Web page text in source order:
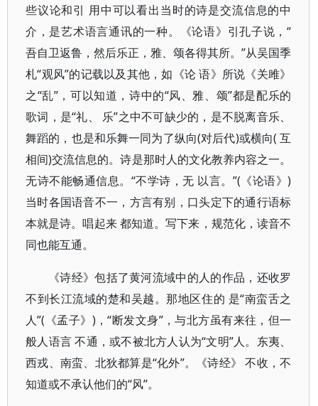
些议论和引 用中可以看出当时的诗是交流信息的中
介，是艺术语言通讯的一种。《论语》引孔子说，“
吾自卫返鲁，然后乐正，雅、颂各得其所。”从吴国季
札“观风”的记载以及其他，如《论 语》所说《关雎》
之“乱”，可以知道，诗中的“风、雅、颂”都是配乐的
歌词，是“礼、 乐”之中不可缺少的，是不脱离音乐、
舞蹈的，也是和乐舞一同为了纵向(对后代)或横向( 互
相间)交流信息的。诗是那时人的文化教养内容之一。
无诗不能畅通信息。“不学诗，无 以言。”(《论语》)
当时各国语音不一，方言有别，口头定下的通行语标
本就是诗。唱起来 都知道。写下来，规范化，读音不
同也能互通。
《诗经》包括了黄河流域中的人的作品，还收罗
不到长江流域的楚和吴越。那地区住的 是“南蛮舌之
人”(《孟子》)，“断发文身”，与北方虽有来往，但一
般人语言 不通，或不被北方人认为“文明”人。东夷、
西戎、南蛮、北狄都算是“化外”。《诗经》 不收，不
知道或不承认他们的“风”。